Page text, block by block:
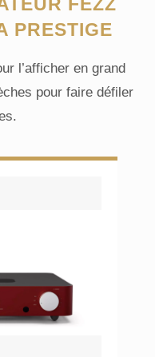
FEZZ
PRESTIGE
l’afficher en grand
pour faire défiler